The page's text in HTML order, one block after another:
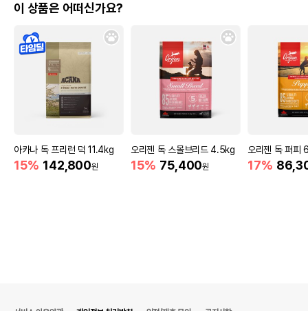
이 상품은 어떠신가요?
아카나 독 프리런 덕 11.4kg
15% 142,800원
오리젠 독 스몰브리드 4.5kg
15% 75,400원
오리젠 독 퍼피
17%